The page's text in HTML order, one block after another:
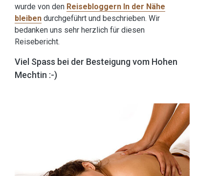
wurde von den Reisebloggern In der Nähe
bleiben durchgeführt und beschrieben. Wir
bedanken uns sehr herzlich für diesen
Reisebericht.
Viel Spass bei der Besteigung vom Hohen
Mechtin :-)